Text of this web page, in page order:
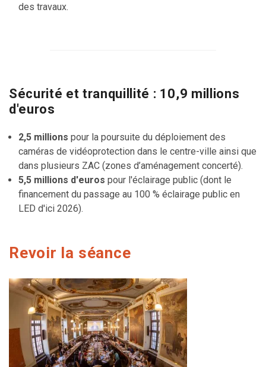
des travaux.
Sécurité et tranquillité : 10,9 millions
d'euros
2,5 millions pour la poursuite du déploiement des
caméras de vidéoprotection dans le centre-ville ainsi que
dans plusieurs ZAC (zones d’aménagement concerté).
5,5 millions d'euros pour l'éclairage public (dont le
financement du passage au 100 % éclairage public en
LED d'ici 2026).
Revoir la séance